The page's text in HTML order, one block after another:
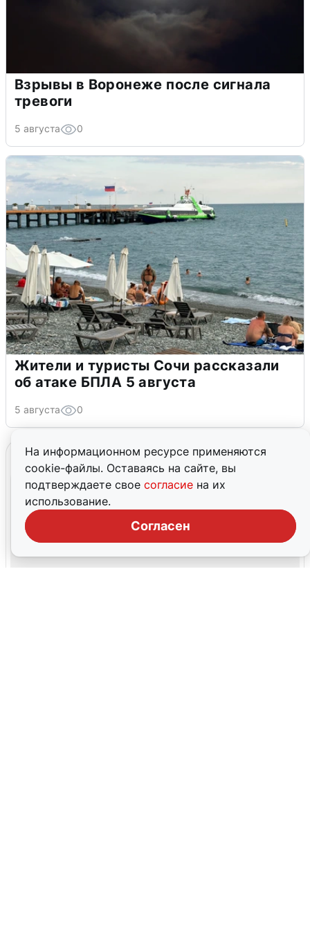
На информационном ресурсе применяются
cookie-файлы. Оставаясь на сайте, вы
подтверждаете свое согласие на их
использование.
Согласен
Взрывы в Воронеже после сигнала
тревоги
5 августа 0
Жители и туристы Сочи рассказали
об атаке БПЛА 5 августа
5 августа 0